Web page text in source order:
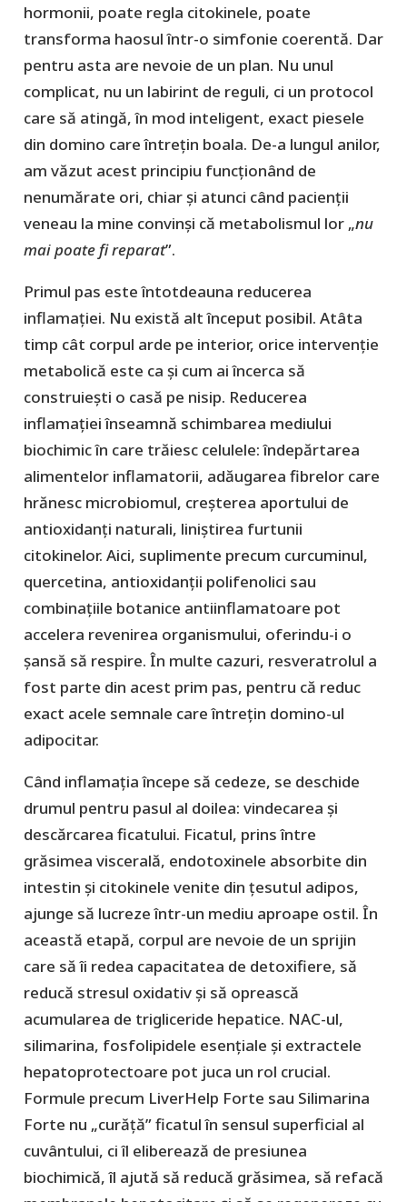
hormonii, poate regla citokinele, poate
transforma haosul într-o simfonie coerentă. Dar
pentru asta are nevoie de un plan. Nu unul
complicat, nu un labirint de reguli, ci un protocol
care să atingă, în mod inteligent, exact piesele
din domino care întrețin boala. De-a lungul anilor,
am văzut acest principiu funcționând de
nenumărate ori, chiar și atunci când pacienții
veneau la mine convinși că metabolismul lor „nu
mai poate fi reparat”.
Primul pas este întotdeauna reducerea
inflamației. Nu există alt început posibil. Atâta
timp cât corpul arde pe interior, orice intervenție
metabolică este ca și cum ai încerca să
construiești o casă pe nisip. Reducerea
inflamației înseamnă schimbarea mediului
biochimic în care trăiesc celulele: îndepărtarea
alimentelor inflamatorii, adăugarea fibrelor care
hrănesc microbiomul, creșterea aportului de
antioxidanți naturali, liniștirea furtunii
citokinelor. Aici, suplimente precum curcuminul,
quercetina, antioxidanții polifenolici sau
combinațiile botanice antiinflamatoare pot
accelera revenirea organismului, oferindu-i o
șansă să respire. În multe cazuri, resveratrolul a
fost parte din acest prim pas, pentru că reduc
exact acele semnale care întrețin domino-ul
adipocitar.
Când inflamația începe să cedeze, se deschide
drumul pentru pasul al doilea: vindecarea și
descărcarea ficatului. Ficatul, prins între
grăsimea viscerală, endotoxinele absorbite din
intestin și citokinele venite din țesutul adipos,
ajunge să lucreze într-un mediu aproape ostil. În
această etapă, corpul are nevoie de un sprijin
care să îi redea capacitatea de detoxifiere, să
reducă stresul oxidativ și să oprească
acumularea de trigliceride hepatice. NAC-ul,
silimarina, fosfolipidele esențiale și extractele
hepatoprotectoare pot juca un rol crucial.
Formule precum LiverHelp Forte sau Silimarina
Forte nu „curăță” ficatul în sensul superficial al
cuvântului, ci îl eliberează de presiunea
biochimică, îl ajută să reducă grăsimea, să refacă